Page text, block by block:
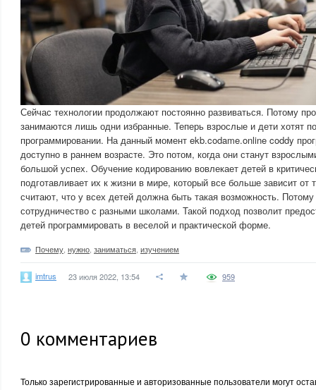
Сейчас технологии продолжают постоянно развиваться. Потому
занимаются лишь одни избранные. Теперь взрослые и дети хотят
программировании. На данный момент ekb.codame.online coddy
доступно в раннем возрасте. Это потом, когда они станут
большой успех. Обучение кодированию вовлекает детей в
подготавливает их к жизни в мире, который все больше зависит от
считают, что у всех детей должна быть такая возможность. Потому
сотрудничество с разными школами. Такой подход позволит
детей программировать в веселой и практической форме.
Почему нужно заниматься изучением
imtrus 23 июля 2022, 13:54 959
0 комментариев
Только зарегистрированные и авторизованные пользователи могут